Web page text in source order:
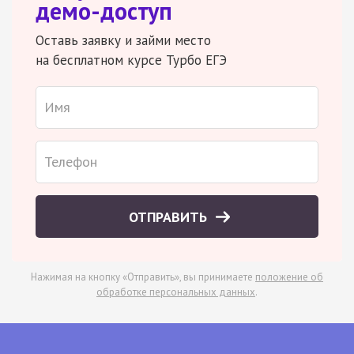
демо-доступ
Оставь заявку и займи место
на бесплатном курсе Турбо ЕГЭ
ОТПРАВИТЬ
Нажимая на кнопку «Отправить», вы принимаете положение об
обработке персональных данных.